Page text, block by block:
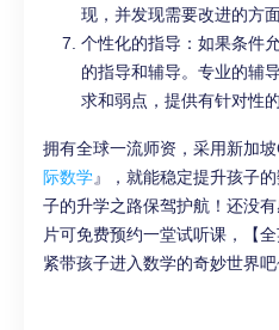
现，并发现需要改进的方面
个性化的指导：如果条件
的指导和辅导。专业的辅
求和弱点，提供有针对性
拥有全球一流师资，采用新加
际数学』，就能稳定提升孩子
子的升学之路保驾护航！还没
片可免费预约一堂试听课，【
紧带孩子进入数学的奇妙世界